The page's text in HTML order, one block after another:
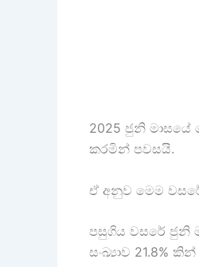
2025 ජුනි මාසයේ
කරමින් පවසයි.
ඒ අනුව මෙම
පසුගිය වසරේ ජුනි
සංඛ්‍යාව 21.8%